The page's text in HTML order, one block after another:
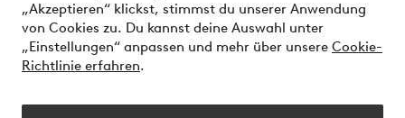
„Akzeptieren“ klickst, stimmst du unserer Anwendung
von Cookies zu. Du kannst deine Auswahl unter
„Einstellungen“ anpassen und mehr über unsere Cookie-
Richtlinie erfahren.